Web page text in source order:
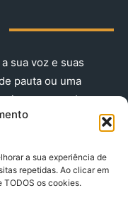
a sua experiência de
repetidas. Ao clicar em
TODOS os cookies.
sua voz e suas
pauta ou uma
nos agora!